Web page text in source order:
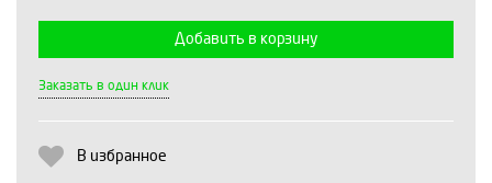
Добавить в корзину
Заказать в один клик
В избранное